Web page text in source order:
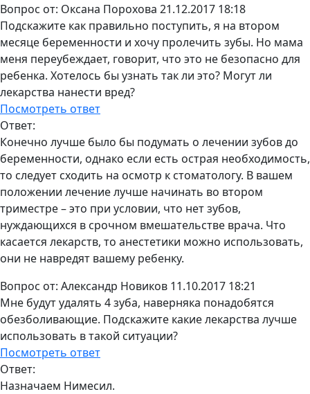
Вопрос от: Оксана Порохова 21.12.2017 18:18
Подскажите как правильно поступить, я на втором
месяце беременности и хочу пролечить зубы. Но мама
меня переубеждает, говорит, что это не безопасно для
ребенка. Хотелось бы узнать так ли это? Могут ли
лекарства нанести вред?
Посмотреть ответ
Ответ:
Конечно лучше было бы подумать о лечении зубов до
беременности, однако если есть острая необходимость,
то следует сходить на осмотр к стоматологу. В вашем
положении лечение лучше начинать во втором
триместре – это при условии, что нет зубов,
нуждающихся в срочном вмешательстве врача. Что
касается лекарств, то анестетики можно использовать,
они не навредят вашему ребенку.
Вопрос от: Александр Новиков 11.10.2017 18:21
Мне будут удалять 4 зуба, наверняка понадобятся
обезболивающие. Подскажите какие лекарства лучше
использовать в такой ситуации?
Посмотреть ответ
Ответ:
Назначаем Нимесил.